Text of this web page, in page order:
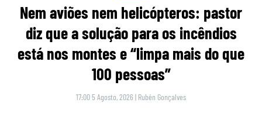
Nem aviões nem helicópteros: pastor
diz que a solução para os incêndios
está nos montes e “limpa mais do que
100 pessoas”
17:00 5 Agosto, 2026 | Rubén Gonçalves